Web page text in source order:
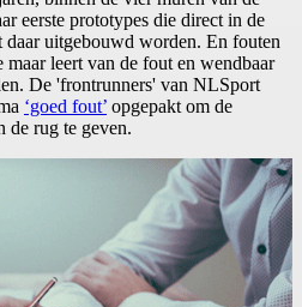
eerste prototypes die direct in de
daar uitgebouwd worden. En fouten
leert van de fout en wendbaar
De 'frontrunners' van NLSport
‘goed fout’ opgepakt om de
de rug te geven.